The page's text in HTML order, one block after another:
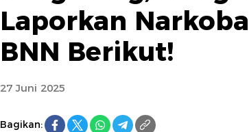
Laporkan
BNN Berikut!
27 Juni 2025
Bagikan: